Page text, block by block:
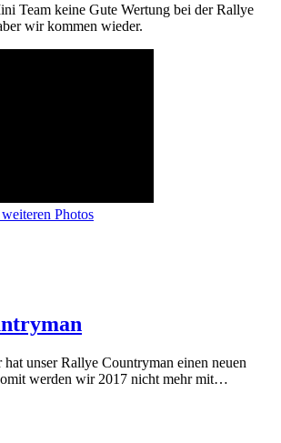
Team keine Gute Wertung bei der Rallye
wir kommen wieder.
Photos
unser Rallye Countryman einen neuen
werden wir 2017 nicht mehr mit…